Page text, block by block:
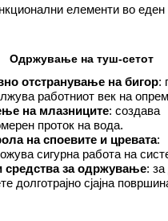
елементи во еден
Одржување на туш-сетот
отстранување на бигор:
работниот век на
на млазниците: создава
проток на вода.
на споевите и цревата:
сигурна работа на
средства за одржување:
долготрајно сјајна